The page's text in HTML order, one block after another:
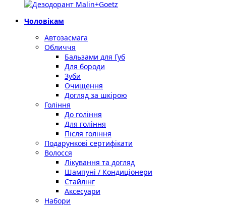
Чоловікам
Автозасмага
Обличчя
Бальзами для Губ
Для бороди
Зуби
Очищення
Догляд за шкірою
Гоління
До гоління
Для гоління
Після гоління
Подарункові сертифікати
Волосся
Лікування та догляд
Шампуні / Кондиціонери
Стайлінг
Аксесуари
Набори